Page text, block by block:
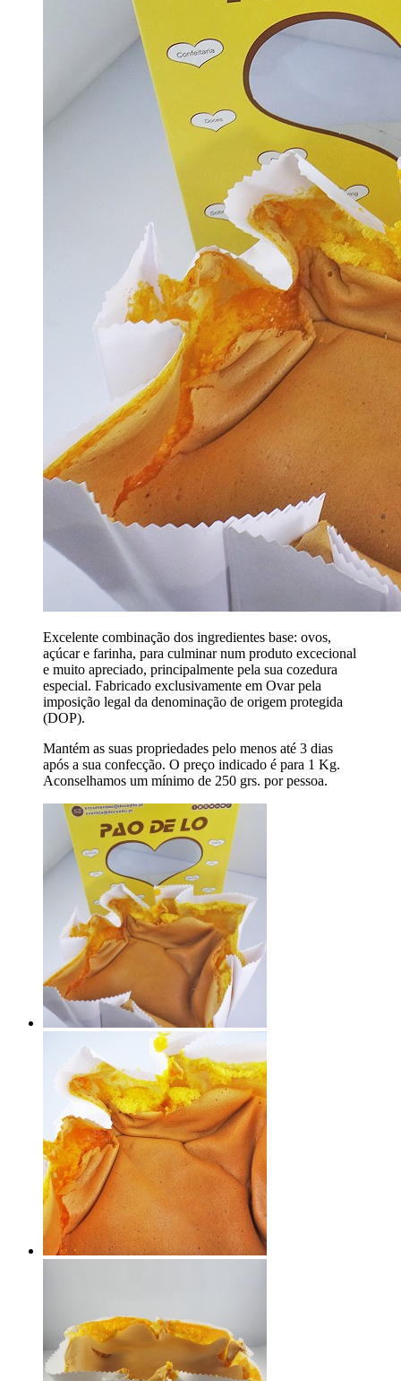
Excelente combinação dos ingredientes base: ovos,
açúcar e farinha, para culminar num produto excecional
e muito apreciado, principalmente pela sua cozedura
especial. Fabricado exclusivamente em Ovar pela
imposição legal da denominação de origem protegida
(DOP).
Mantém as suas propriedades pelo menos até 3 dias
após a sua confecção. O preço indicado é para 1 Kg.
Aconselhamos um mínimo de 250 grs. por pessoa.